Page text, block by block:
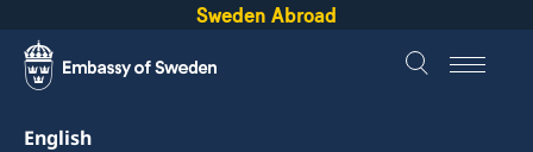
Sweden Abroad
English